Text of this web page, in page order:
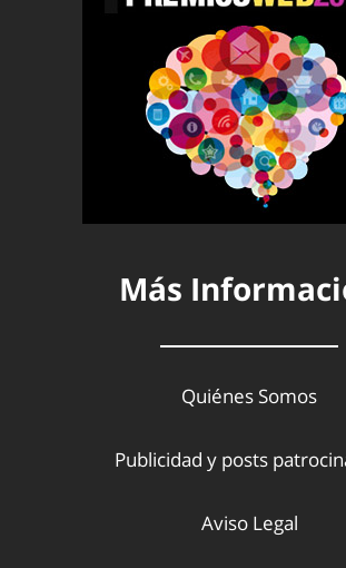
Más
Quiénes Somos
Publicidad y posts
Aviso Legal